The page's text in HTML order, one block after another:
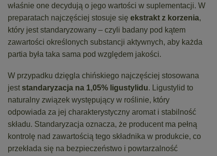
właśnie one decydują o jego wartości w suplementacji. W
preparatach najczęściej stosuje się ekstrakt z korzenia,
który jest standaryzowany – czyli badany pod kątem
zawartości określonych substancji aktywnych, aby każda
partia była taka sama pod względem jakości.
W przypadku dzięgla chińskiego najczęściej stosowana
jest standaryzacja na 1,05% ligustylidu. Ligustylid to
naturalny związek występujący w roślinie, który
odpowiada za jej charakterystyczny aromat i stabilność
składu. Standaryzacja oznacza, że producent ma pełną
kontrolę nad zawartością tego składnika w produkcie, co
przekłada się na bezpieczeństwo i powtarzalność